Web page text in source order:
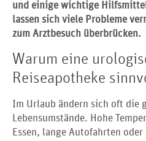
und einige wichtige
lassen sich viele Probleme
zum Arztbesuch überbrücken.
Warum eine
Reiseapotheke
Im Urlaub ändern sich oft die
Lebensumstände. Hohe
Essen, lange Autofahrten